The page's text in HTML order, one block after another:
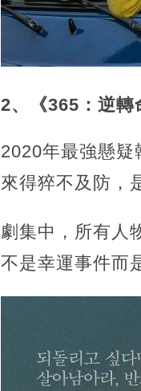
2、《365：逆
2020年最強懸
來得猝不及防，
劇集中，所有人
不是幸運事件而